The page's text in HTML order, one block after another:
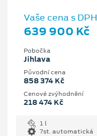
Vaše cena s DPH
639 900 Kč
Pobočka
Jihlava
Původní cena
858 374 Kč
Cenové zvýhodnění
218 474 Kč
1 l
7st. automatická